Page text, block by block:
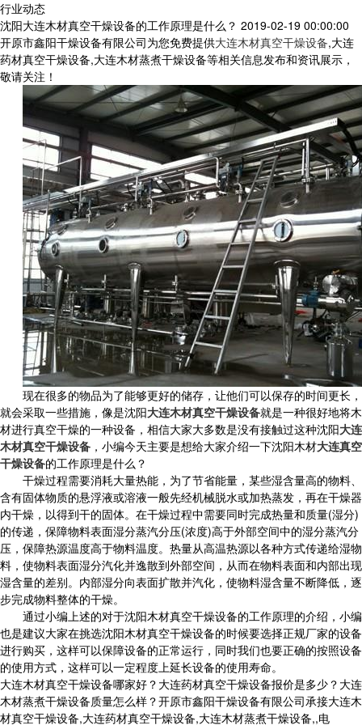
行业动态
沈阳大连木材真空干燥设备的工作原理是什么？ 2019-02-19 00:00:00
开原市鑫阳干燥设备有限公司为您免费提供大连木材真空干燥设备,大连
药材真空干燥设备,大连木材蒸煮干燥设备等相关信息发布和资讯展示，
敬请关注！
现在很多的物品为了能够更好的储存，让他们可以保存的时间更长，
就会采取一些措施，像是沈阳大连木材真空干燥设备就是一种很好地将木
材进行真空干燥的一种设备，相信大家大多数是没有接触过这种沈阳大连
木材真空干燥设备 ，小编今天主要是想给大家介绍一下沈阳木材大连真空
干燥设备的工作原理是什么？
干燥过程需要消耗大量热能，为了节省能量，某些湿含量高的物料、
含有固体物质的悬浮液或溶液一般先经机械脱水或加热蒸发，再在干燥器
内干燥，以得到干的固体。在干燥过程中需要同时完成热量和质量(湿分)
的传递，保障物料表面湿分蒸汽分压(浓度)高于外部空间中的湿分蒸汽分
压，保障热源温度高于物料温度。热量从高温热源以各种方式传递给湿物
料，使物料表面湿分汽化并逸散到外部空间，从而在物料表面和内部出现
湿含量的差别。内部湿分向表面扩散并汽化，使物料湿含量不断降低，逐
步完成物料整体的干燥。
通过小编上述的对于沈阳木材真空干燥设备的工作原理的介绍，小编
也是建议大家在挑选沈阳木材真空干燥设备的时候要选择正规厂家的设备
进行购买，这样可以保障设备的正常运行，同时我们也要正确的按照设备
的使用方式，这样可以一定程度上延长设备的使用寿命。
大连木材真空干燥设备哪家好？大连药材真空干燥设备报价是多少？大连
木材蒸煮干燥设备质量怎么样？开原市鑫阳干燥设备有限公司承接大连木
材真空干燥设备,大连药材真空干燥设备,大连木材蒸煮干燥设备,,电